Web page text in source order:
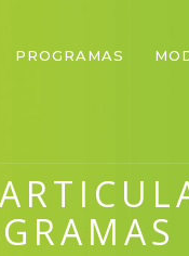
PROGRAMAS